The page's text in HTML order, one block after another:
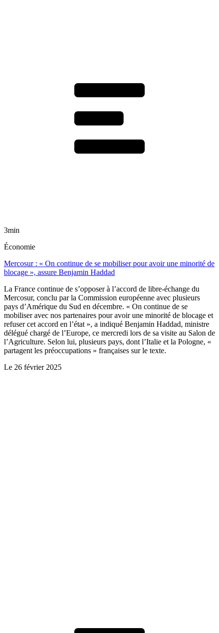
3min
Économie
Mercosur : « On continue de se mobiliser pour avoir une minorité de
blocage », assure Benjamin Haddad
La France continue de s’opposer à l’accord de libre-échange du
Mercosur, conclu par la Commission européenne avec plusieurs
pays d’Amérique du Sud en décembre. « On continue de se
mobiliser avec nos partenaires pour avoir une minorité de blocage et
refuser cet accord en l’état », a indiqué Benjamin Haddad, ministre
délégué chargé de l’Europe, ce mercredi lors de sa visite au Salon de
l’Agriculture. Selon lui, plusieurs pays, dont l’Italie et la Pologne, «
partagent les préoccupations » françaises sur le texte.
Le 26 février 2025